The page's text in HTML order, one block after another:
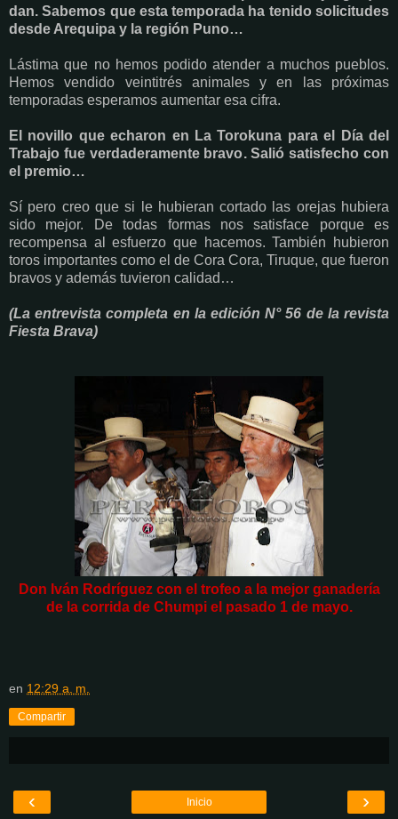
dan. Sabemos que esta temporada ha tenido solicitudes
desde Arequipa y la región Puno…
Lástima que no hemos podido atender a muchos pueblos.
Hemos vendido veintitrés animales y en las próximas
temporadas esperamos aumentar esa cifra.
El novillo que echaron en La Torokuna para el Día del
Trabajo fue verdaderamente bravo. Salió satisfecho con
el premio…
Sí pero creo que si le hubieran cortado las orejas hubiera
sido mejor. De todas formas nos satisface porque es
recompensa al esfuerzo que hacemos. También hubieron
toros importantes como el de Cora Cora, Tiruque, que fueron
bravos y además tuvieron calidad…
(La entrevista completa en la edición N° 56 de la revista
Fiesta Brava)
Don Iván Rodríguez con el trofeo a la mejor ganadería
de la corrida de Chumpi el pasado 1 de mayo.
en 12:29 a. m.
Compartir
‹ ›
Inicio